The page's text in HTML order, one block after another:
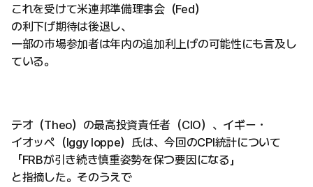
これを受けて米連邦準備理事会（Fed）
の利下げ期待は後退し、
一部の市場参加者は年内の追加利上げの可能性にも言及し
ている。
テオ（Theo）の最高投資責任者（CIO）、イギー・
イオッペ（Iggy Ioppe）氏は、今回のCPI統計について
「FRBが引き続き慎重姿勢を保つ要因になる」
と指摘した。そのうえで